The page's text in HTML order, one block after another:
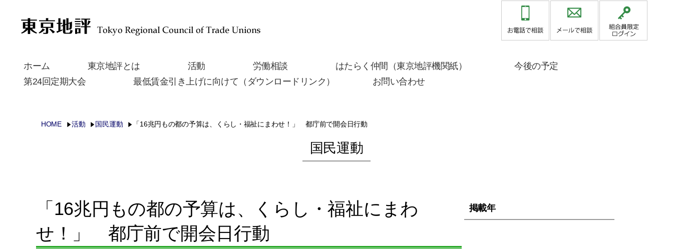
ホーム 東京地評とは 活動 労働相談 はたらく仲間（東京地評機関紙）
今後の予定
第24回定期大会
最低賃金引き上げに向けて（ダウンロードリンク） お問い合わせ
HOME 活動 国民運動 「16兆円もの都の予算は、くらし・福祉にまわせ！」 都庁前で開会日行動
国民運動
「16兆円もの都の予算は、くらし・福祉にまわ
せ！」 都庁前で開会日行動
掲載年